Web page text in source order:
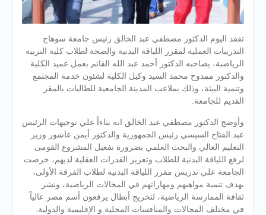
تفقد اليوم الدكتور مصطفي عبد الخالق رئيس جامعة سوهاج
التدريبات العملية لمقرر اللياقة البدنية والصحة لطلاب كلية التربية
الرياضبة، يصاحبه الدكتور أحمد عبد الله القائم بعمل عميد الكلية
والدكتور ممدوح محمد السيد وكيل الكلية لشئون خدمة المجتمع
وتنمية البيئة، وذلك بملاعب المدينة الجامعية للطالبات بالمقر
القديم للجامعة.
وأوضح الدكتور مصطفي عبد الخالق انه بناءاً علي توجيهات الرئيس
عبد الفتاح السيسي رئيس الجمهورية والدكتور أيمن عاشور وزير
التعليم العالي والبحث العلمي بضرورة تفعيل المشروع القومى
لرفع اللياقة البدنية للطلاب وتعزيز القدرات العقلية لديهم، حرصت
الجامعة علي تدريس مقرر اللياقة البدنية لطلاب الفرقة الأولى،
بهدف تنمية مواهبهم ومهاراتهم في المجالات الرياضية، ونشر
ثقافة الممارسة الرياضية، لتخريج أبطال يرفعون أسم مصر عالياً
في مختلف المجالات والمنافسات المحلية و الإقليمية والدولية.